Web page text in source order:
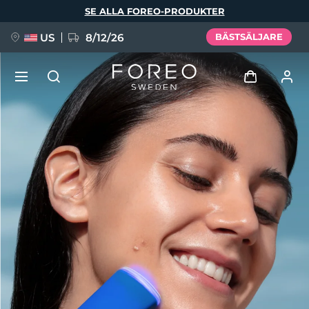
SE ALLA FOREO-PRODUKTER
US 8/12/26 BÄSTSÄLJARE
Logga in
Användarprofil
Mina enheter
Mina beställningar
Mina adresser
Mina prenumerationer
NYHET
FAQ™ Pure Beauty-Tech Elixir
BREAKING NEWS
issa™ Teeth Whitening Set
Språk
English Deutsch
Español
Français
Português
Polski
Русский
Türkçe
简体中文 繁體中文